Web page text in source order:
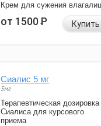
Крем для сужения
от 1500Р Купить
Сиалис 5 мг
5мг
Терапевтическая дозировка
Сиалиса для курсового
приема